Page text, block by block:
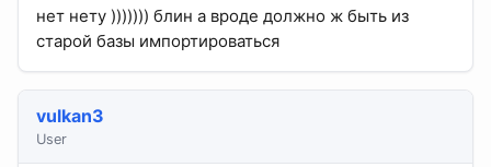
нет нету ))))))) блин а вроде должно ж быть из
старой базы импортироваться
vulkan3
User